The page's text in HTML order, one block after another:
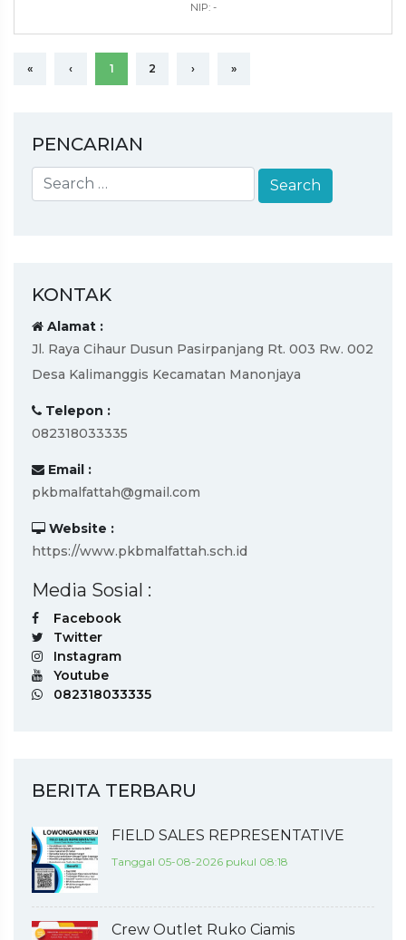
NIP: -
« ‹ 1 2 › »
PENCARIAN
KONTAK
Alamat :
Jl. Raya Cihaur Dusun Pasirpanjang Rt. 003 Rw. 002
Desa Kalimanggis Kecamatan Manonjaya
Telepon :
082318033335
Email :
pkbmalfattah@gmail.com
Website :
https://www.pkbmalfattah.sch.id
Media Sosial :
Facebook
Twitter
Instagram
Youtube
082318033335
BERITA TERBARU
FIELD SALES REPRESENTATIVE
Tanggal 05-08-2026 pukul 08:18
Crew Outlet Ruko Ciamis